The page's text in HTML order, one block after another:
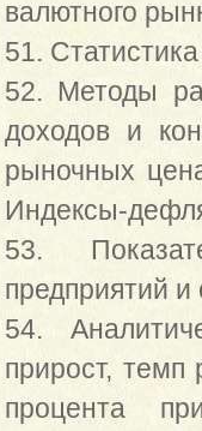
валютного
51.
52. Методы
доходов и
рыночных
Индексы-
53.
предприятий
54.
прирост, темп
процента